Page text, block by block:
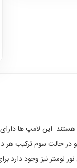
این لامپ ها
حالت سوم ترکیب هر
لوستر نیز وجود